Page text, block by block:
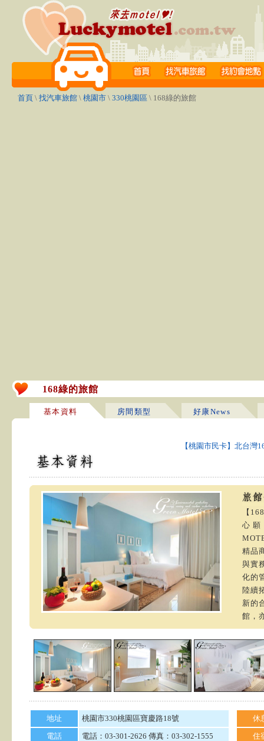
首頁 \ 找汽車旅館 \ 桃園市 \ 330桃園區 \ 168綠的旅館
168綠的旅館
基本資料 房間類型 好康News
【桃園市民卡】北台灣
【
心 願
精品
與實
化的
陸續
新的
館，
地址
桃園市330桃園區寶慶路18號
電話
電話：03-301-2626 傳真：03-302-1555
休
住